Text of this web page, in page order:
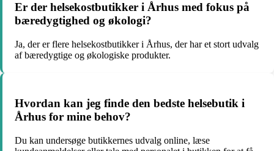
Er der helsekostbutikker i Århus med fokus på
bæredygtighed og økologi?
Ja, der er flere helsekostbutikker i Århus, der har et stort udvalg
af bæredygtige og økologiske produkter.
Hvordan kan jeg finde den bedste helsebutik i
Århus for mine behov?
Du kan undersøge butikkernes udvalg online, læse